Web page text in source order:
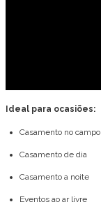
Ideal para ocasiões:
Casamento no campo
Casamento de dia
Casamento a noite
Eventos ao ar livre